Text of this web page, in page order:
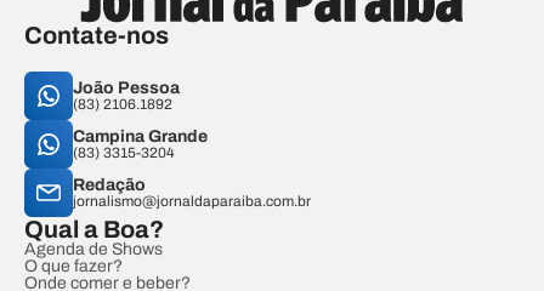
Contate-nos
João Pessoa
(83) 2106.1892
Campina Grande
(83) 3315-3204
Redação
jornalismo@jornaldaparaiba.com.br
Qual a Boa?
Agenda de Shows
O que fazer?
Onde comer e beber?